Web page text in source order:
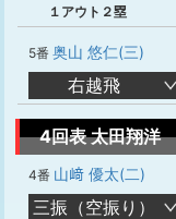
１アウト２塁
5番 奥山 悠仁(三)
右越飛
4回表 太田翔洋
4番 山﨑 優太(二)
三振（空振り）